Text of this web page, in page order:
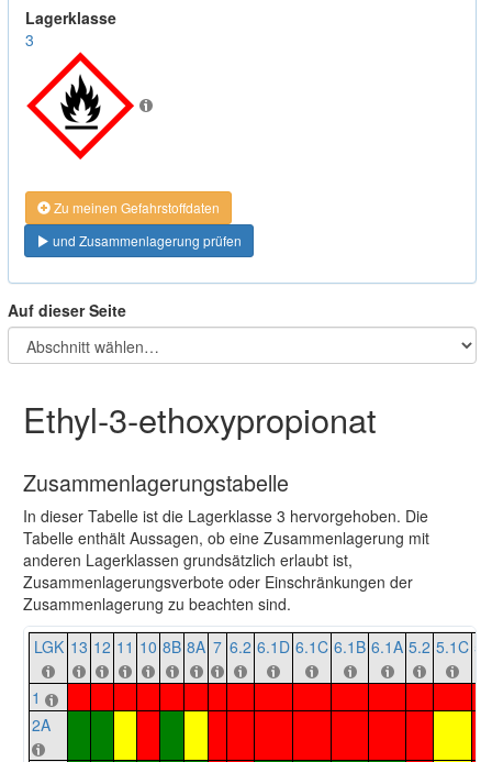
Lagerklasse
3
Zu meinen Gefahrstoffdaten
und Zusammenlagerung prüfen
Auf dieser Seite
Ethyl-3-ethoxypropionat
Zusammenlagerungstabelle
In dieser Tabelle ist die Lagerklasse 3 hervorgehoben. Die
Tabelle enthält Aussagen, ob eine Zusammenlagerung mit
anderen Lagerklassen grundsätzlich erlaubt ist,
Zusammenlagerungsverbote oder Einschränkungen der
Zusammenlagerung zu beachten sind.
LGK 13 12 11 10 8B 8A 7 6.2 6.1D 6.1C 6.1B 6.1A 5.2 5.1C
1
2A